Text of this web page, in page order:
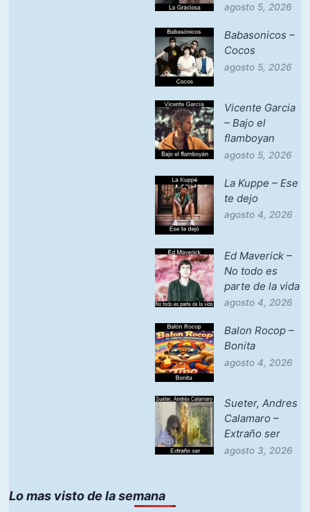
agosto 5, 2026
Babasonicos –
Cocos
agosto 5, 2026
Vicente Garcia
– Bajo el
flamboyan
agosto 5, 2026
La Kuppe – Ese
te dejo
agosto 4, 2026
Ed Maverick –
No todo es
parte de la vida
agosto 4, 2026
Balon Rocop –
Bonita
agosto 4, 2026
Sueter, Andres
Calamaro –
Extraño ser
agosto 3, 2026
Lo mas visto de la semana